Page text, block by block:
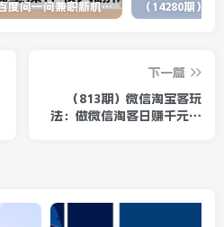
百度问一问兼职新机遇，单号日赚百元，批量操作收入翻倍
下一篇
（813期）微信淘宝客玩
法：做微信淘客日赚千元最